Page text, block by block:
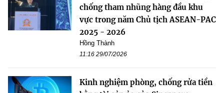
chống tham nhũng hàng đầu khu
vực trong năm Chủ tịch ASEAN-PAC
2025 - 2026
Hồng Thành
11:16 29/07/2026
Kinh nghiệm phòng, chống rửa tiền